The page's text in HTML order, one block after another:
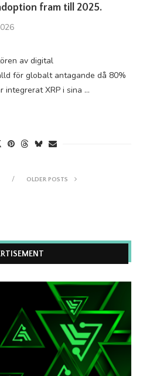
fram till 2025.
av digital
för globalt antagande då 80%
integrerat XRP i sina …
OLDER POSTS